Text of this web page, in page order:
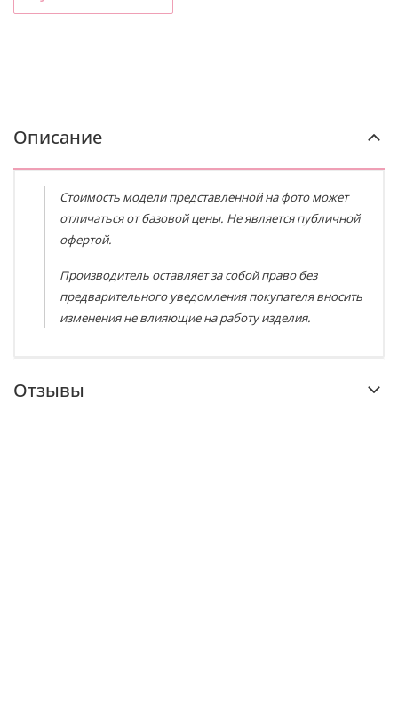
Описание
Стоимость модели представленной на фото может
отличаться от базовой цены. Не является публичной
офертой.
Производитель оставляет за собой право без
предварительного уведомления покупателя вносить
изменения не влияющие на работу изделия.
Отзывы